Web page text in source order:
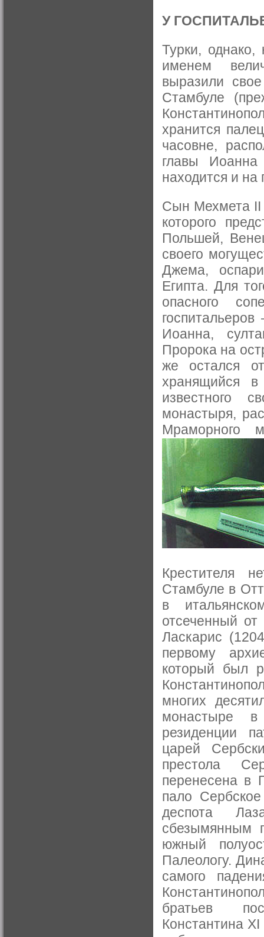
У
Турки, однако,
именем
выразили
Стамбуле
хранится
часовне,
главы Иоанна
находится и
Сын Мехмета II
которого
Польшей,
своего
Джема,
Египта. Для
опасного
Иоанна,
Пророка на
же остался
хранящийся
известного
монастыря,
Мраморного
Крестителя
Стамбуле в
в
отсеченный
Ласкарис
первому
который был
многих
монастыре
резиденции
царей
престола
перенесена в
пало
деспота
сбезымянным
южный
Палеологу.
самого
братьев
Константина